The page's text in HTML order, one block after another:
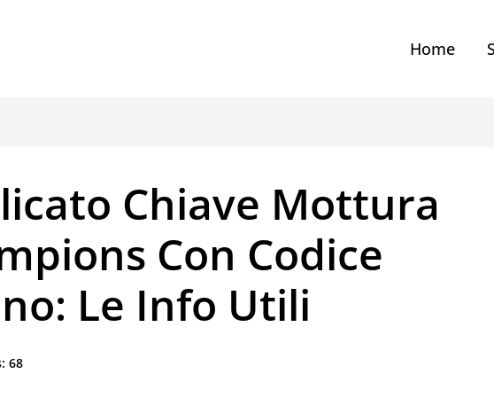
Home
Chiave Mottura
Con Codice
Le Info Utili
68